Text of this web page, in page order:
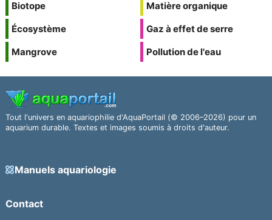
Biotope
Écosystème
Mangrove
Matière organique
Gaz à effet de serre
Pollution de l'eau
Tout l'univers en aquariophilie d'AquaPortail (© 2006–2026) pour un
aquarium durable. Textes et images soumis à droits d'auteur.
Manuels aquariologie
Contact